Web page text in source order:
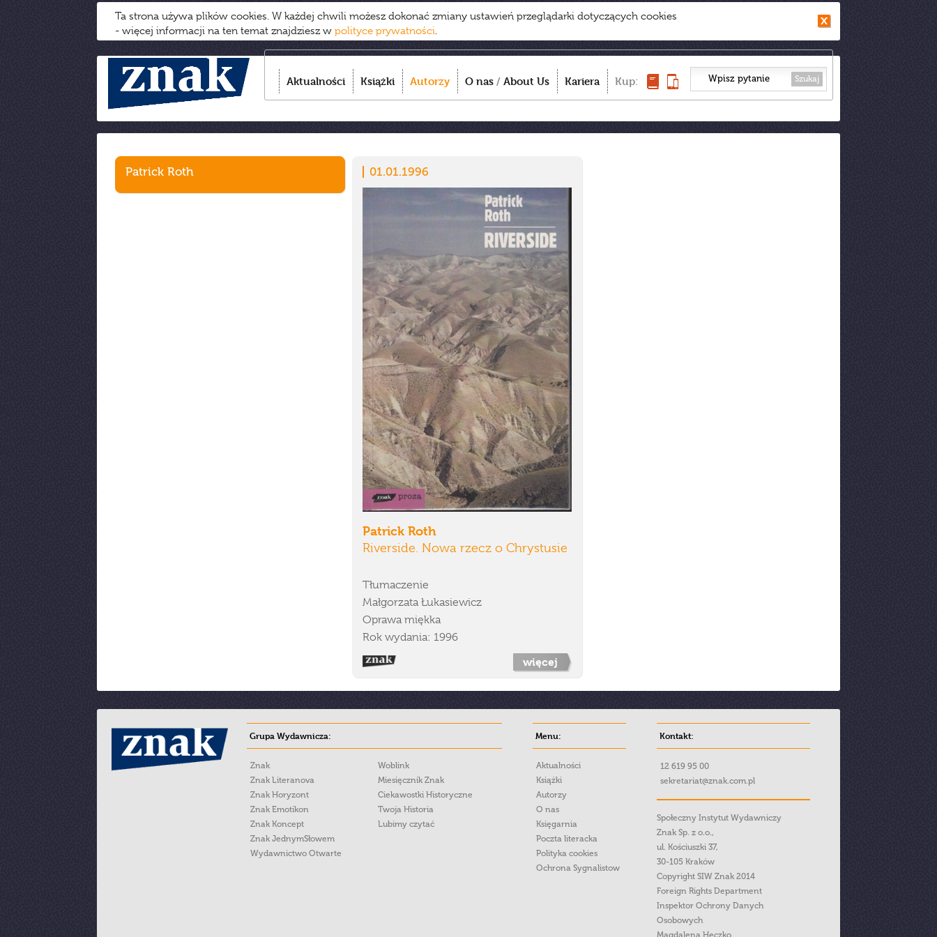
Ta strona używa plików cookies. W każdej chwili możesz dokonać zmiany ustawień przeglądarki dotyczących cookies
- więcej informacji na ten temat znajdziesz w polityce prywatności.
Aktualności Książki Autorzy O nas / About Us Kariera Kup: Szukaj
Patrick Roth 01.01.1996
Patrick Roth
Riverside. Nowa rzecz o Chrystusie
Tłumaczenie
Małgorzata Łukasiewicz
Oprawa miękka
Rok wydania: 1996
więcej
Grupa Wydawnicza:
Znak
Znak Literanova
Znak Horyzont
Znak Emotikon
Znak Koncept
Znak JednymSłowem
Wydawnictwo Otwarte
Woblink
Miesięcznik Znak
Ciekawostki Historyczne
Twoja Historia
Lubimy czytać
Menu:
Aktualności
Książki
Autorzy
O nas
Księgarnia
Poczta literacka
Polityka cookies
Ochrona Sygnalistow
Kontakt:
12 619 95 00
sekretariat@znak.com.pl
Społeczny Instytut Wydawniczy
Znak Sp. z o.o.,
ul. Kościuszki 37,
30-105 Kraków
Copyright SIW Znak 2014
Foreign Rights Department
Inspektor Ochrony Danych
Osobowych
Magdalena Heczko